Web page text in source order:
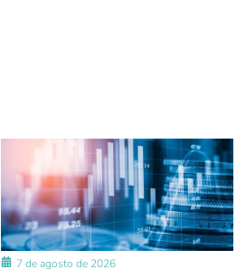
7 de agosto de 2026